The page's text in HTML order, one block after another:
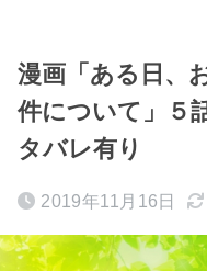
漫画「ある日、
件について」５
タバレ有り
2019年11月16日